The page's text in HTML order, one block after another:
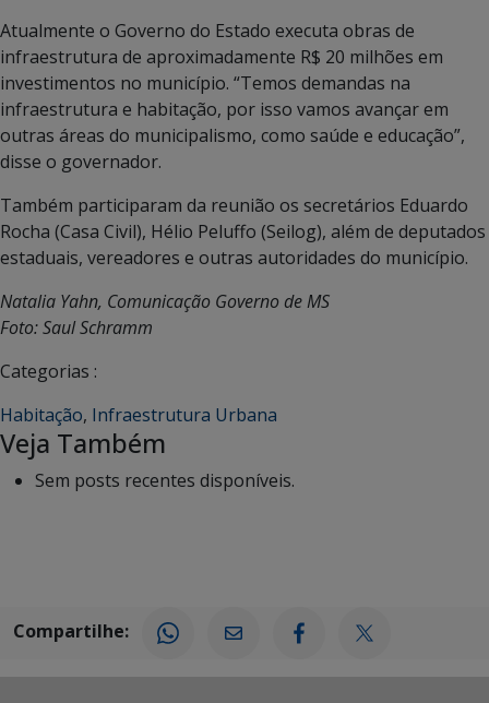
Atualmente o Governo do Estado executa obras de
infraestrutura de aproximadamente R$ 20 milhões em
investimentos no município. “Temos demandas na
infraestrutura e habitação, por isso vamos avançar em
outras áreas do municipalismo, como saúde e educação”,
disse o governador.
Também participaram da reunião os secretários Eduardo
Rocha (Casa Civil), Hélio Peluffo (Seilog), além de deputados
estaduais, vereadores e outras autoridades do município.
Natalia Yahn, Comunicação Governo de MS
Foto: Saul Schramm
Categorias :
Habitação, Infraestrutura Urbana
Veja Também
Sem posts recentes disponíveis.
Compartilhe: